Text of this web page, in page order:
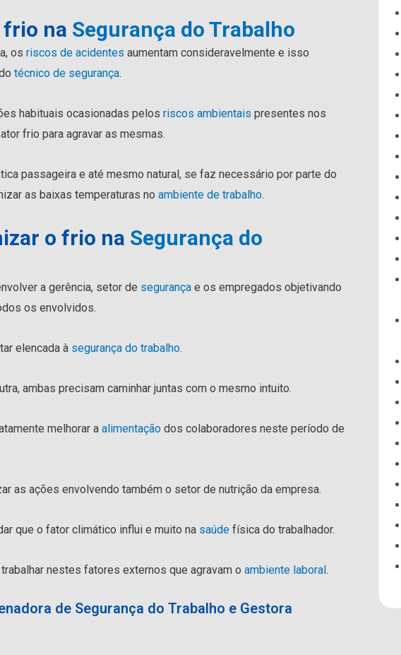
na Segurança do Trabalho
os riscos de acidentes aumentam consideravelmente e isso
técnico de segurança.
habituais ocasionadas pelos riscos ambientais presentes nos
frio para agravar as mesmas.
passageira e até mesmo natural, se faz necessário por parte do
as baixas temperaturas no ambiente de trabalho.
o frio na Segurança do
a gerência, setor de segurança e os empregados objetivando
os envolvidos.
elencada à segurança do trabalho.
ambas precisam caminhar juntas com o mesmo intuito.
melhorar a alimentação dos colaboradores neste período de
as ações envolvendo também o setor de nutrição da empresa.
que o fator climático influi e muito na saúde física do trabalhador.
nestes fatores externos que agravam o ambiente laboral.
de Segurança do Trabalho e Gestora